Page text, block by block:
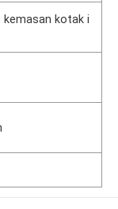
kemasan kotak i